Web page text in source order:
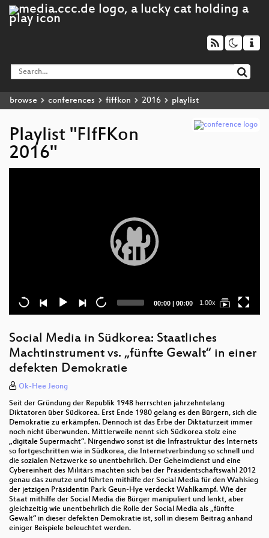
browse conferences fiffkon 2016 playlist
Playlist "FIfFKon
2016"
Current
00:00 | Total
00:00 1.00x
Social Media in Südkorea: Staatliches
Machtinstrument vs. „fünfte Gewalt“ in einer
defekten Demokratie
Ok-Hee Jeong
Seit der Gründung der Republik 1948 herrschten jahrzehntelang
Diktatoren über Südkorea. Erst Ende 1980 gelang es den Bürgern, sich die
Demokratie zu erkämpfen. Dennoch ist das Erbe der Diktaturzeit immer
noch nicht überwunden. Mittlerweile nennt sich Südkorea stolz eine
„digitale Supermacht“. Nirgendwo sonst ist die Infrastruktur des Internets
so fortgeschritten wie in Südkorea, die Internetverbindung so schnell und
die sozialen Netzwerke so unentbehrlich. Der Geheimdienst und eine
Cybereinheit des Militärs machten sich bei der Präsidentschaftswahl 2012
genau das zunutze und führten mithilfe der Social Media für den Wahlsieg
der jetzigen Präsidentin Park Geun-Hye verdeckt Wahlkampf. Wie der
Staat mithilfe der Social Media die Bürger manipuliert und lenkt, aber
gleichzeitig wie unentbehrlich die Rolle der Social Media als „fünfte
Gewalt“ in dieser defekten Demokratie ist, soll in diesem Beitrag anhand
einiger Beispiele beleuchtet werden.